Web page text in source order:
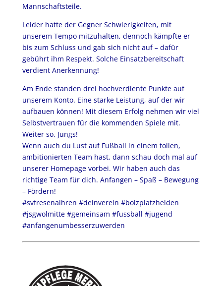
Mannschaftsteile.
Leider hatte der Gegner Schwierigkeiten, mit
unserem Tempo mitzuhalten, dennoch kämpfte er
bis zum Schluss und gab sich nicht auf – dafür
gebührt ihm Respekt. Solche Einsatzbereitschaft
verdient Anerkennung!
Am Ende standen drei hochverdiente Punkte auf
unserem Konto. Eine starke Leistung, auf der wir
aufbauen können! Mit diesem Erfolg nehmen wir viel
Selbstvertrauen für die kommenden Spiele mit.
Weiter so, Jungs!
Wenn auch du Lust auf Fußball in einem tollen,
ambitionierten Team hast, dann schau doch mal auf
unserer Homepage vorbei. Wir haben auch das
richtige Team für dich. Anfangen – Spaß – Bewegung
– Fördern!
#svfresenaihren #deinverein #bolzplatzhelden
#jsgwolmitte #gemeinsam #fussball #jugend
#anfangenumbesserzuwerden